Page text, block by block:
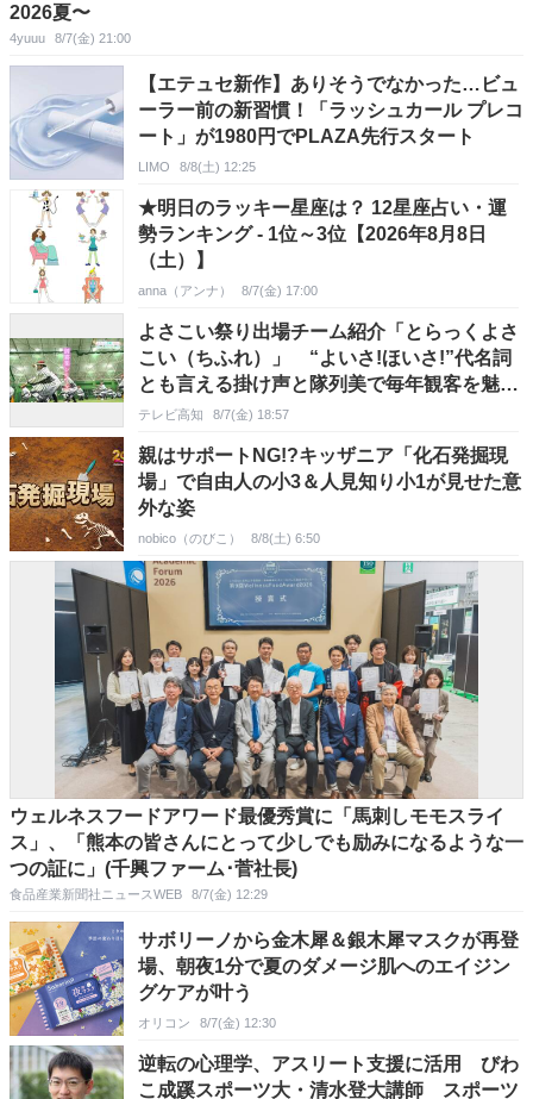
2026夏〜
4yuuu 8/7(金) 21:00
【エテュセ新作】ありそうでなかった…ビュ
ーラー前の新習慣！「ラッシュカール プレコ
ート」が1980円でPLAZA先行スタート
LIMO 8/8(土) 12:25
★明日のラッキー星座は？ 12星座占い・運
勢ランキング - 1位～3位【2026年8月8日
（土）】
anna（アンナ） 8/7(金) 17:00
よさこい祭り出場チーム紹介「とらっくよさ
こい（ちふれ）」 “よいさ!ほいさ!”代名詞
とも言える掛け声と隊列美で毎年観客を魅
了 よさこい大賞奪還に燃える【よさこい名
テレビ高知 8/7(金) 18:57
親はサポートNG!?キッザニア「化石発掘現
場」で自由人の小3＆人見知り小1が見せた意
外な姿
nobico（のびこ） 8/8(土) 6:50
ウェルネスフードアワード最優秀賞に「馬刺しモモスライ
ス」、「熊本の皆さんにとって少しでも励みになるような一
つの証に」(千興ファーム･菅社長)
食品産業新聞社ニュースWEB 8/7(金) 12:29
サボリーノから金木犀＆銀木犀マスクが再登
場、朝夜1分で夏のダメージ肌へのエイジン
グケアが叶う
オリコン 8/7(金) 12:30
逆転の心理学、アスリート支援に活用 びわ
こ成蹊スポーツ大・清水登大講師 スポーツ